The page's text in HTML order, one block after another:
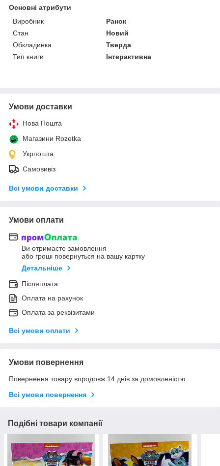
Основні атрибути
Виробник
Ранок
Стан
Новий
Обкладинка
Тверда
Тип книги
Інтерактивна
Умови доставки
Нова Пошта
Магазини Rozetka
Укрпошта
Самовивіз
Всі умови доставки
Умови оплати
Ви отримаєте замовлення
або гроші повернуться на вашу картку
Детальніше
Післяплата
Оплата на рахунок
Оплата за реквізитами
Всі умови оплати
Умови повернення
Повернення товару впродовж 14 днів за домовленістю
Всі умови повернення
Подібні товари компанії